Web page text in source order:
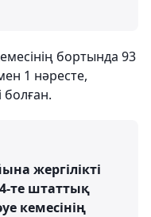
бортында 93
1 нәресте,
жергілікті
те штаттық
кемесінің